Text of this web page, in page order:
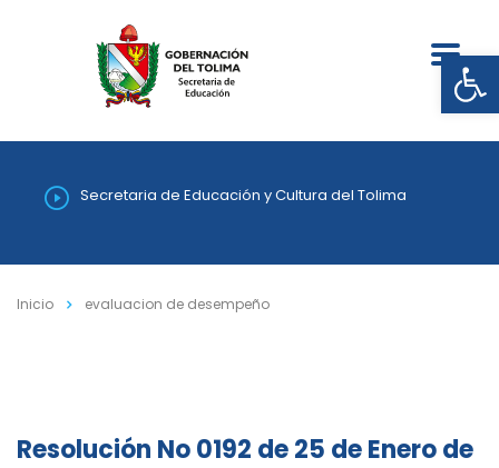
Secretaria de Educación y Cultura del Tolima
Inicio evaluacion de desempeño
Resolución No 0192 de 25 de Enero de